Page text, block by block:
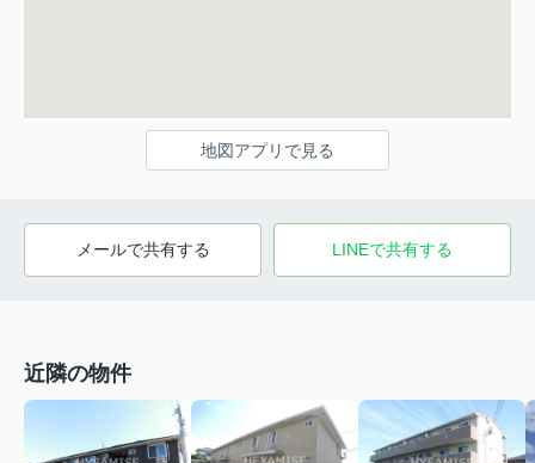
地図アプリで見る
メールで共有する LINEで共有する
近隣の物件